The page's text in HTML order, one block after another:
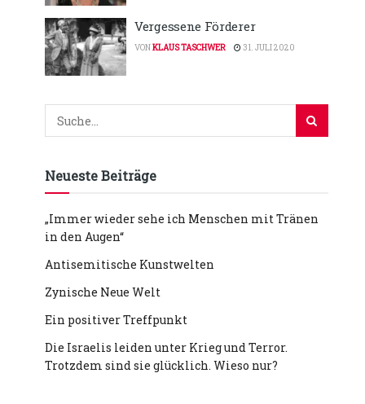
Vergessene Förderer
VONKLAUS TASCHWER 31. JULI 2020
Neueste Beiträge
„Immer wieder sehe ich Menschen mit Tränen
in den Augen“
Antisemitische Kunstwelten
Zynische Neue Welt
Ein positiver Treffpunkt
Die Israelis leiden unter Krieg und Terror.
Trotzdem sind sie glücklich. Wieso nur?